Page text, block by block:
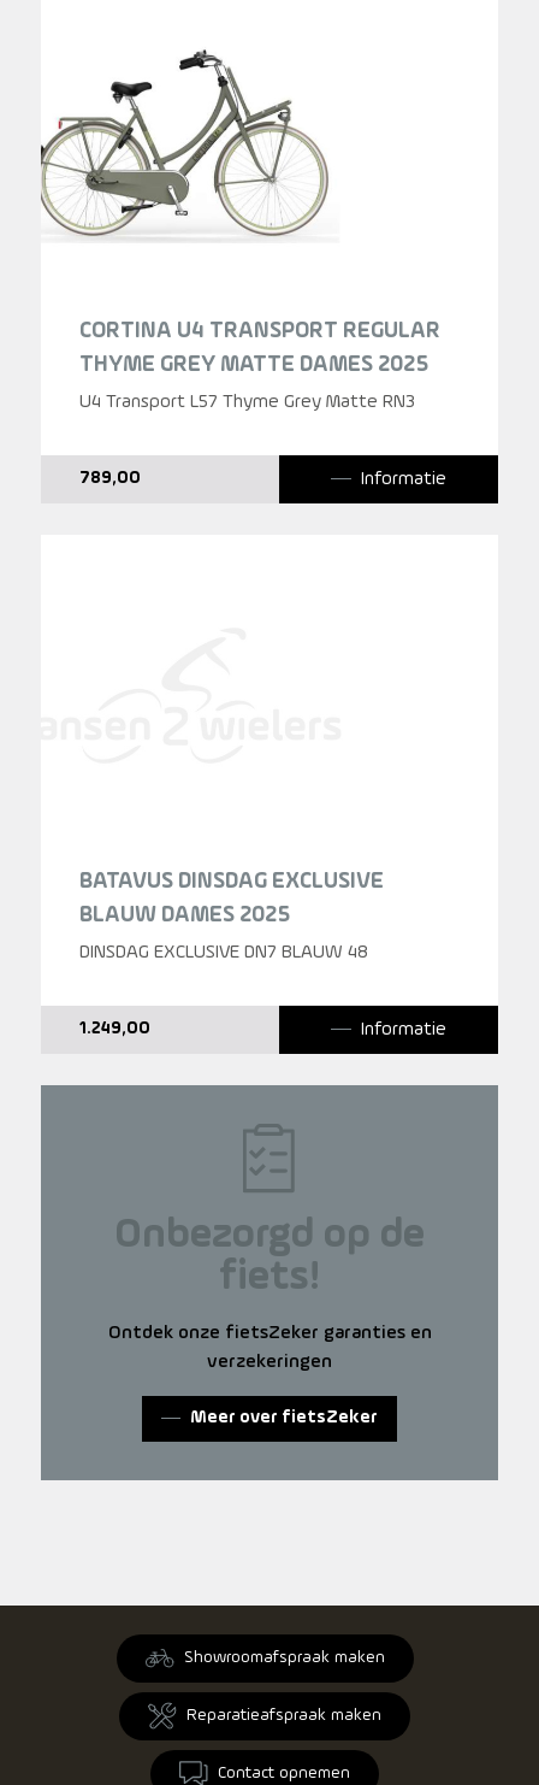
CORTINA U4 TRANSPORT REGULAR
THYME GREY MATTE DAMES 2025
U4 Transport L57 Thyme Grey Matte RN3
789,00 Informatie
BATAVUS DINSDAG EXCLUSIVE
BLAUW DAMES 2025
DINSDAG EXCLUSIVE DN7 BLAUW 48
1.249,00 Informatie
Onbezorgd op de
fiets!
Ontdek onze fietsZeker garanties en
verzekeringen
Meer over fietsZeker
Showroomafspraak maken
Reparatieafspraak maken
Contact opnemen